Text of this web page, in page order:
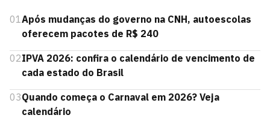
01 Após mudanças do governo na CNH, autoescolas
oferecem pacotes de R$ 240
02IPVA 2026: confira o calendário de vencimento de
cada estado do Brasil
03Quando começa o Carnaval em 2026? Veja
calendário